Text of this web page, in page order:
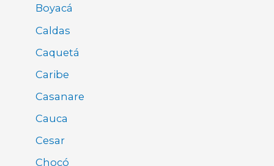
Boyacá
Caldas
Caquetá
Caribe
Casanare
Cauca
Cesar
Chocó